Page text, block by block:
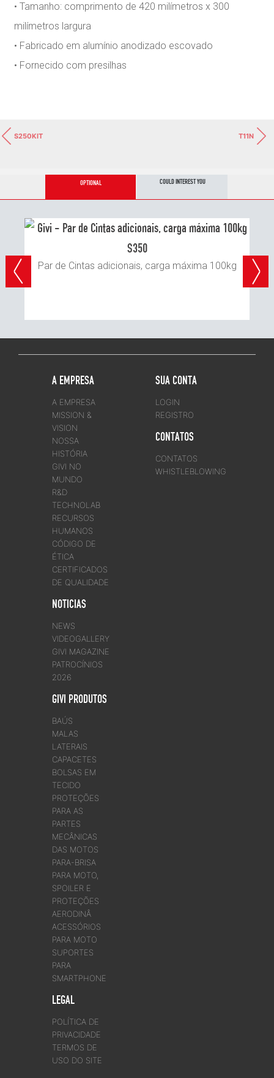
• Tamanho: comprimento de 420 milímetros x 300
milímetros largura
• Fabricado em alumínio anodizado escovado
• Fornecido com presilhas
S250KIT T11N
OPTIONAL COULD INTEREST YOU
S350
Par de Cintas adicionais, carga máxima 100kg
A EMPRESA
A EMPRESA
MISSION &
VISION
NOSSA
HISTÓRIA
GIVI NO
MUNDO
R&D
TECHNOLAB
RECURSOS
HUMANOS
CÓDIGO DE
ÉTICA
CERTIFICADOS
DE QUALIDADE
NOTICIAS
NEWS
VIDEOGALLERY
GIVI MAGAZINE
PATROCÍNIOS
2026
GIVI PRODUTOS
BAÚS
MALAS
LATERAIS
CAPACETES
BOLSAS EM
TECIDO
PROTEÇÕES
PARA AS
PARTES
MECÂNICAS
DAS MOTOS
PARA-BRISA
PARA MOTO,
SPOILER E
PROTEÇÕES
AERODINÂ
ACESSÓRIOS
PARA MOTO
SUPORTES
PARA
SMARTPHONE
LEGAL
POLÍTICA DE
PRIVACIDADE
TERMOS DE
USO DO SITE
SUA CONTA
LOGIN
REGISTRO
CONTATOS
CONTATOS
WHISTLEBLOWING